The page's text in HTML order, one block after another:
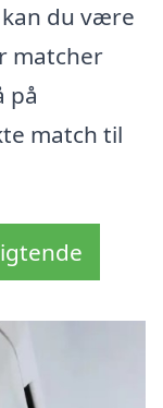
du være
matcher
på
match til